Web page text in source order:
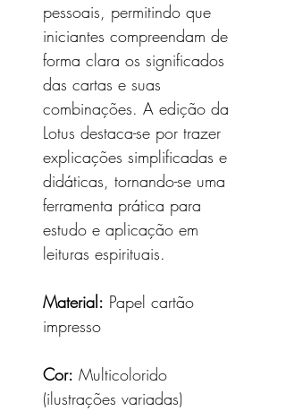
pessoais, permitindo que
iniciantes compreendam de
forma clara os significados
das cartas e suas
combinações. A edição da
Lotus destaca-se por trazer
explicações simplificadas e
didáticas, tornando-se uma
ferramenta prática para
estudo e aplicação em
leituras espirituais.
Material: Papel cartão
impresso
Cor: Multicolorido
(ilustrações variadas)